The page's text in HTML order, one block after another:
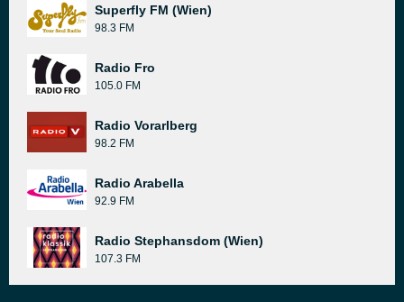
Superfly FM (Wien)
98.3 FM
Radio Fro
105.0 FM
Radio Vorarlberg
98.2 FM
Radio Arabella
92.9 FM
Radio Stephansdom (Wien)
107.3 FM